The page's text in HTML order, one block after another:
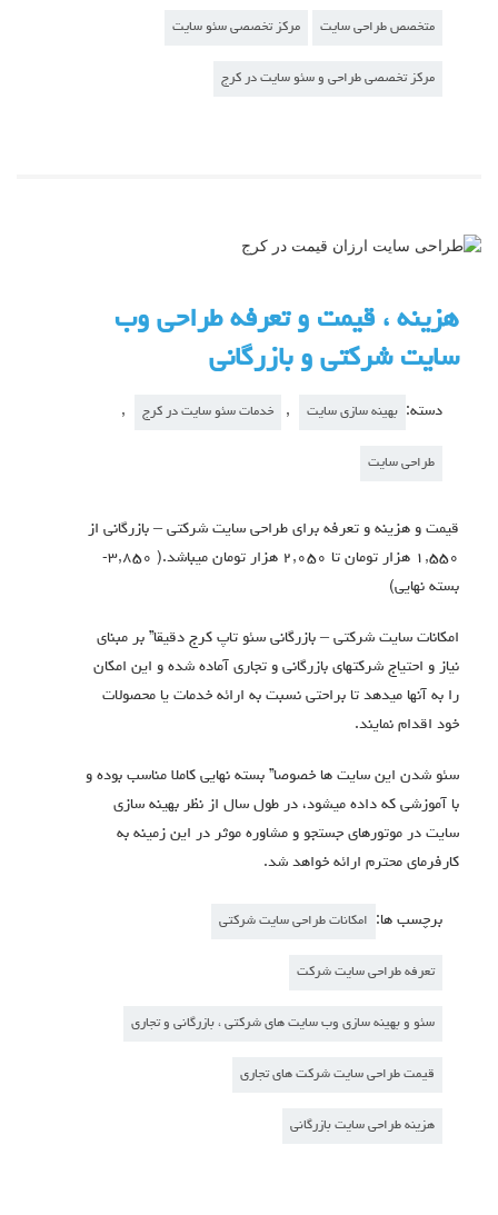
متخصص طراحی سایت مرکز تخصصی سئو سایت
مرکز تخصصی طراحی و سئو سایت در کرج
هزینه ، قیمت و تعرفه طراحی وب
سایت شرکتی و بازرگانی
دسته: بهینه سازی سایت , خدمات سئو سایت در کرج ,
طراحی سایت
قیمت و هزینه و تعرفه برای طراحی سایت شرکتی – بازرگانی از
۱,۵۵۰ هزار تومان تا ۲,۰۵۰ هزار تومان میباشد.( ۳,۸۵۰-
بسته نهایی)
امکانات سایت شرکتی – بازرگانی سئو تاپ کرج دقیقا” بر مبنای
نیاز و احتیاج شرکتهای بازرگانی و تجاری آماده شده و این امکان
را به آنها میدهد تا براحتی نسبت به ارائه خدمات یا محصولات
خود اقدام نمایند.
سئو شدن این سایت ها خصوصا” بسته نهایی کاملا مناسب بوده و
با آموزشی که داده میشود، در طول سال از نظر بهینه سازی
سایت در موتورهای جستجو و مشاوره موثر در این زمینه به
کارفرمای محترم ارائه خواهد شد.
برچسب ها: امکانات طراحی سایت شرکتی
تعرفه طراحی سایت شرکت
سئو و بهینه سازی وب سایت های شرکتی ، بازرگانی و تجاری
قیمت طراحی سایت شرکت های تجاری
هزینه طراحی سایت بازرگانی